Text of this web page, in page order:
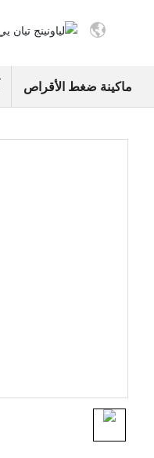
منتجات
ماكينة ضغط الأقراص